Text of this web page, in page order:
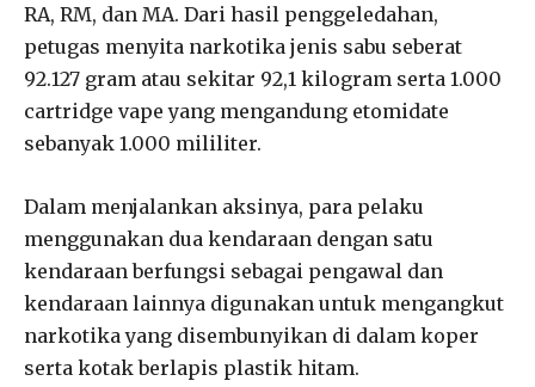
RA, RM, dan MA. Dari hasil penggeledahan,
petugas menyita narkotika jenis sabu seberat
92.127 gram atau sekitar 92,1 kilogram serta 1.000
cartridge vape yang mengandung etomidate
sebanyak 1.000 mililiter.
Dalam menjalankan aksinya, para pelaku
menggunakan dua kendaraan dengan satu
kendaraan berfungsi sebagai pengawal dan
kendaraan lainnya digunakan untuk mengangkut
narkotika yang disembunyikan di dalam koper
serta kotak berlapis plastik hitam.